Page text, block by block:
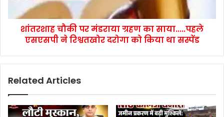
शांतरशाह चौकी पर मंडराया ग्रहण का साया.....पहले
एसएसपी ने रिश्वतखोर दरोगा को किया था सस्पेंड
Related Articles